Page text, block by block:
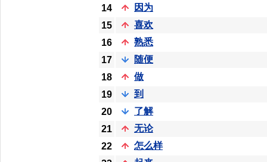
14
因为
15
喜欢
16
熟悉
17
随便
18
做
19
到
20
了解
21
无论
22
怎么样